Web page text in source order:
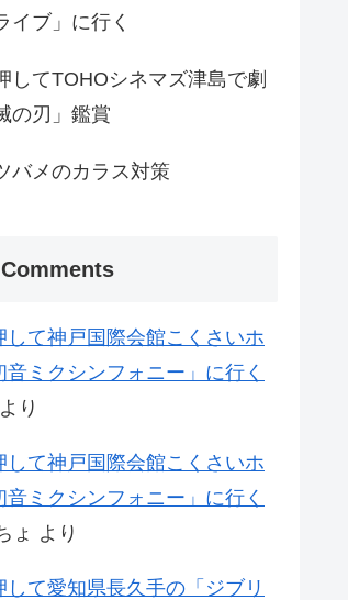
イブ」に行く
してTOHOシネマズ津島で劇
の刃」鑑賞
バメのカラス対策
して神戸国際会館こくさいホ
音ミクシンフォニー」に行く
より
して神戸国際会館こくさいホ
音ミクシンフォニー」に行く
ょ より
して愛知県長久手の「ジブリ